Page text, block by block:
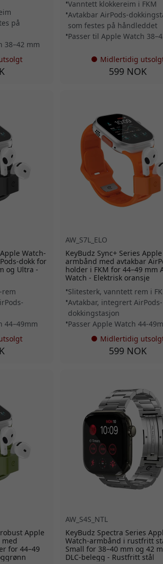
på
38–42 mm
Vanntett klokkereim i FKM
Avtakbar AirPods-
som festes på håndleddet
Passer til Apple Watch
Midlertidig
599 NOK
Watch-
dokk for
og Ultra -
rem
44–49mm
AW_S7L_ELO
KeyBudz Sync+ Series
armbånd med avtakbar
holder i FKM for 44–49 mm
Watch - Elektrisk oransje
Slitesterk, vanntett rem i
Avtakbar, integrert AirPods-
dokkingstasjon
Passer Apple Watch 44-
Midlertidig
599 NOK
Apple
med
for 44–49
AW_S4S_NTL
KeyBudz Spectra Series
Watch-armbånd i rustfritt
Small for 38–40 mm og 42
DLC-belegg - Rustfritt stål